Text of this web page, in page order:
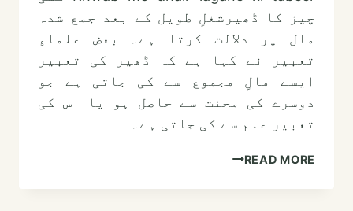
تعبیر
چیز کا ڈھیرشغلِ طویل کے بعد جمع شدہ
مال پر دلالت کرتا ہے۔ بعض علماءِ
تعبیر نے کہا ہے کہ ڈھیر کی تعبیر
ایسے مالِ مجموع سے کی جاتی ہے جو
دوسرے کی محنت سے حاصل ہو یا اس کی
تعبیر علم سے کی جاتی ہے۔
READ MOREخواب